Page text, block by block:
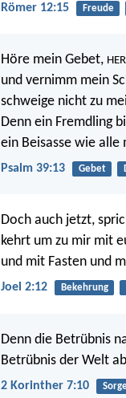
Römer 12:15 Freude
Höre mein Gebet,
und vernimm mein
schweige nicht zu
Denn ein Fremdling
ein Beisasse wie alle
Psalm 39:13 Gebet
Doch auch jetzt,
kehrt um zu mir mit
und mit Fasten und
Joel 2:12 Bekehrung
Denn die Betrübnis
Betrübnis der Welt
2 Korinther 7:10